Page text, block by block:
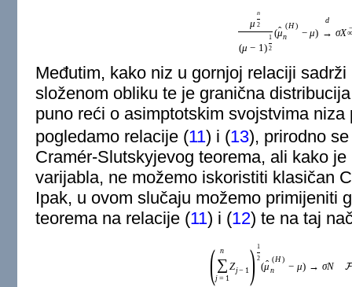
μ
n
2
(μ − 1 )
1
2
(ˆ
μ
( H)
n
− μ)
d
→ σX
Međutim, kako niz u gornjoj relaciji
složenom obliku te je granična
puno reći o asimptotskim svojstvima
pogledamo relacije (11) i (13), prirodno
Cramér-Slutskyjevog teorema, ali kako je
varijabla, ne možemo iskoristiti klasičan
Ipak, u ovom slučaju možemo primijeniti
teorema na relacije (11) i (12) te na taj
( n
∑
j= 1
Zj− 1) 1
2
(ˆ
μ
(H)
n
− μ) → σN F